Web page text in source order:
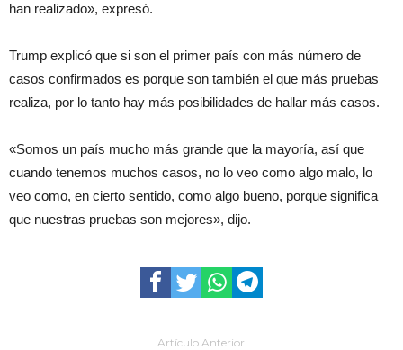
han realizado», expresó.
Trump explicó que si son el primer país con más número de
casos confirmados es porque son también el que más pruebas
realiza, por lo tanto hay más posibilidades de hallar más casos.
«Somos un país mucho más grande que la mayoría, así que
cuando tenemos muchos casos, no lo veo como algo malo, lo
veo como, en cierto sentido, como algo bueno, porque significa
que nuestras pruebas son mejores», dijo.
Artículo Anterior